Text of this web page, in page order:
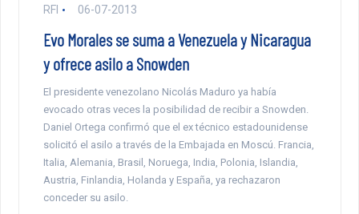
RFI 06-07-2013
Evo Morales se suma a Venezuela y Nicaragua
y ofrece asilo a Snowden
El presidente venezolano Nicolás Maduro ya había
evocado otras veces la posibilidad de recibir a Snowden.
Daniel Ortega confirmó que el ex técnico estadounidense
solicitó el asilo a través de la Embajada en Moscú. Francia,
Italia, Alemania, Brasil, Noruega, India, Polonia, Islandia,
Austria, Finlandia, Holanda y España, ya rechazaron
conceder su asilo.